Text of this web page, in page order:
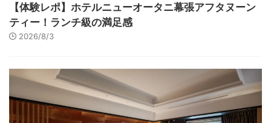
【体験レポ】ホテルニューオータニ幕張アフタヌーン
ティー！ランチ級の満足感
2026/8/3